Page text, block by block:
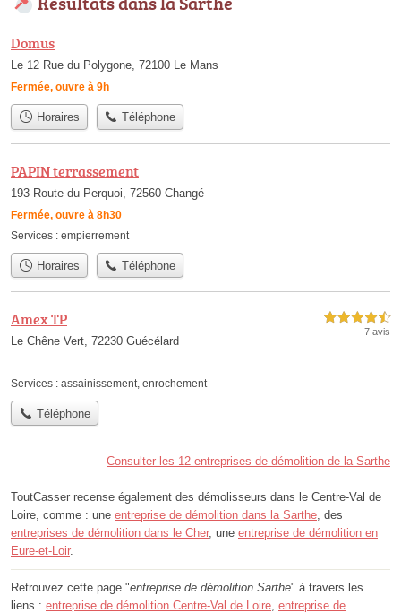
Domus
Le 12 Rue du Polygone, 72100 Le Mans
Fermée, ouvre à 9h
Horaires Téléphone
PAPIN terrassement
193 Route du Perquoi, 72560 Changé
Fermée, ouvre à 8h30
Services : empierrement
Horaires Téléphone
Amex TP
Le Chêne Vert, 72230 Guécélard
4,5 étoiles sur 5
7 avis
Services : assainissement, enrochement
Téléphone
Consulter les 12 entreprises de démolition de la Sarthe
ToutCasser recense également des démolisseurs dans le Centre-Val de
Loire, comme : une entreprise de démolition dans la Sarthe, des
entreprises de démolition dans le Cher, une entreprise de démolition en
Eure-et-Loir.
Retrouvez cette page "entreprise de démolition Sarthe" à travers les
liens : entreprise de démolition Centre-Val de Loire, entreprise de